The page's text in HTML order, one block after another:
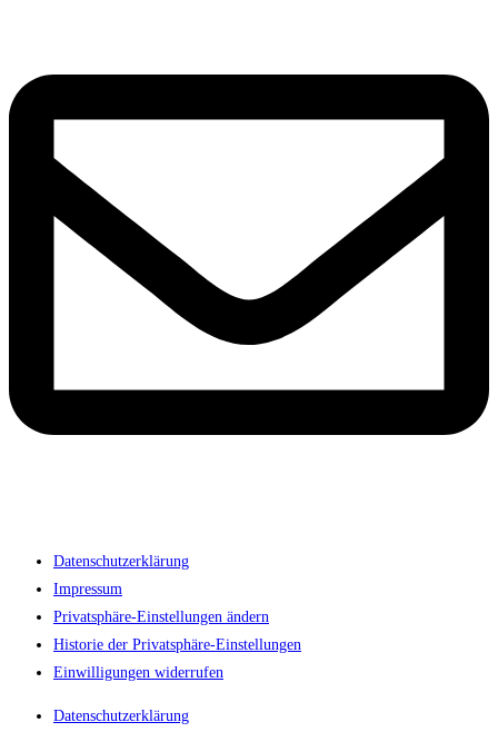
Datenschutzerklärung
Impressum
Privatsphäre-Einstellungen ändern
Historie der Privatsphäre-Einstellungen
Einwilligungen widerrufen
Datenschutzerklärung